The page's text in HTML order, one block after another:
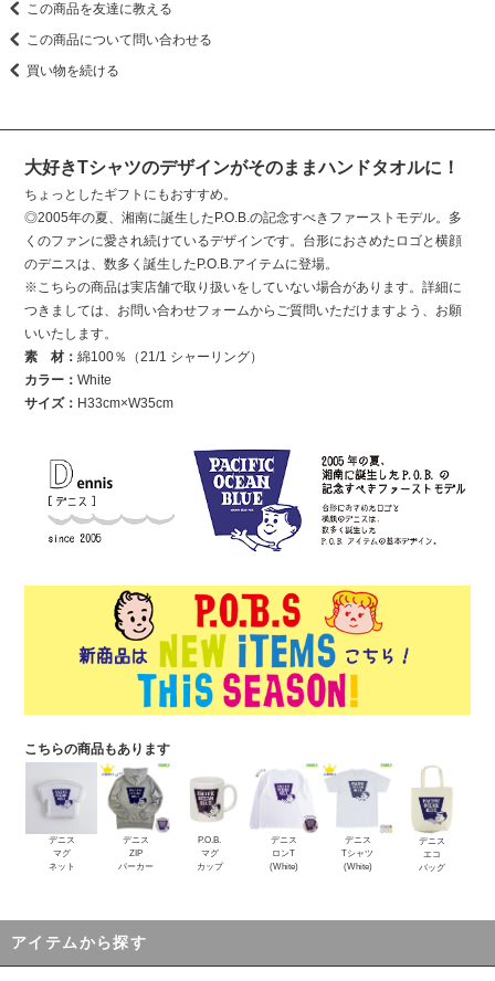
この商品を友達に教える
この商品について問い合わせる
買い物を続ける
大好きTシャツのデザインがそのままハンドタオルに！
ちょっとしたギフトにもおすすめ。
◎2005年の夏、湘南に誕生したP.O.B.の記念すべきファーストモデル。多
くのファンに愛され続けているデザインです。台形におさめたロゴと横顔
のデニスは、数多く誕生したP.O.B.アイテムに登場。
※こちらの商品は実店舗で取り扱いをしていない場合があります。詳細に
つきましては、お問い合わせフォームからご質問いただけますよう、お願
いいたします。
素 材：綿100％（21/1 シャーリング）
カラー：White
サイズ： H33cm×W35cm
こちらの商品もあります
デニス
マグ
ネット
デニス
ZIP
パーカー
P.O.B.
マグ
カップ
デニス
ロンT
(White)
デニス
Tシャツ
(White)
デニス
エコ
バッグ
アイテムから探す